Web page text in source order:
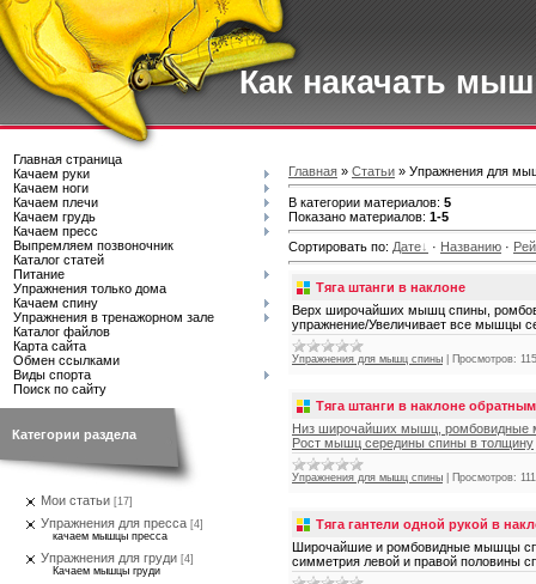
Как накачать
Главная страница
Качаем руки
Качаем ноги
Качаем плечи
Качаем грудь
Качаем пресс
Выпремляем позвоночник
Каталог статей
Питание
Упражнения только дома
Качаем спину
Упражнения в тренажорном зале
Каталог файлов
Карта сайта
Обмен ссылками
Виды спорта
Поиск по сайту
Категории раздела
Мои статьи [17]
Упражнения для пресса [4]
качаем мышцы пресса
Упражнения для груди [4]
Качаем мышцы груди
Главная » Статьи » Упражнения для
В категории материалов: 5
Показано материалов: 1-5
Сортировать по: Дате · Названию ·
Тяга штанги в наклоне
Верх широчайших мышц спины,
упражнение/Увеличивает все мышцы
Упражнения для мышц спины Просмотров:
Тяга штанги в наклоне
Низ широчайших мышц, ромбовидные
Рост мышц середины спины в толщину
Упражнения для мышц спины Просмотров:
Тяга гантели одной рукой в
Широчайшие и ромбовидные мышцы
симметрия левой и правой половины